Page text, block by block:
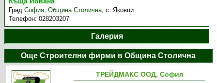
ГрадСофия,Община Столична,с. Яковци
Телефон:028203207
Галерия
Още Строителни фирми в Община Столична
ТРЕЙДМАКС ООД, София